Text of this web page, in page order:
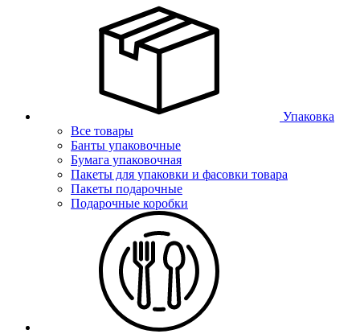
Упаковка
Все товары
Банты упаковочные
Бумага упаковочная
Пакеты для упаковки и фасовки товара
Пакеты подарочные
Подарочные коробки